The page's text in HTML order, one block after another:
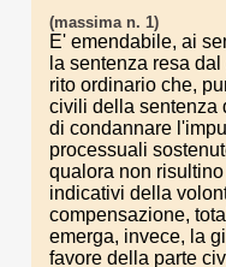
(massima n. 1)
E' emendabile, ai
la sentenza resa
rito ordinario che,
civili della sentenza
di condannare
processuali
qualora non
indicativi della
compensazione,
emerga, invece, la
favore della parte